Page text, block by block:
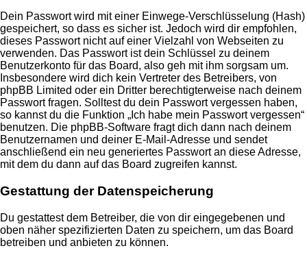
Dein Passwort wird mit einer Einwege-Verschlüsselung (Hash)
gespeichert, so dass es sicher ist. Jedoch wird dir empfohlen,
dieses Passwort nicht auf einer Vielzahl von Webseiten zu
verwenden. Das Passwort ist dein Schlüssel zu deinem
Benutzerkonto für das Board, also geh mit ihm sorgsam um.
Insbesondere wird dich kein Vertreter des Betreibers, von
phpBB Limited oder ein Dritter berechtigterweise nach deinem
Passwort fragen. Solltest du dein Passwort vergessen haben,
so kannst du die Funktion „Ich habe mein Passwort vergessen“
benutzen. Die phpBB-Software fragt dich dann nach deinem
Benutzernamen und deiner E-Mail-Adresse und sendet
anschließend ein neu generiertes Passwort an diese Adresse,
mit dem du dann auf das Board zugreifen kannst.
Gestattung der Datenspeicherung
Du gestattest dem Betreiber, die von dir eingegebenen und
oben näher spezifizierten Daten zu speichern, um das Board
betreiben und anbieten zu können.